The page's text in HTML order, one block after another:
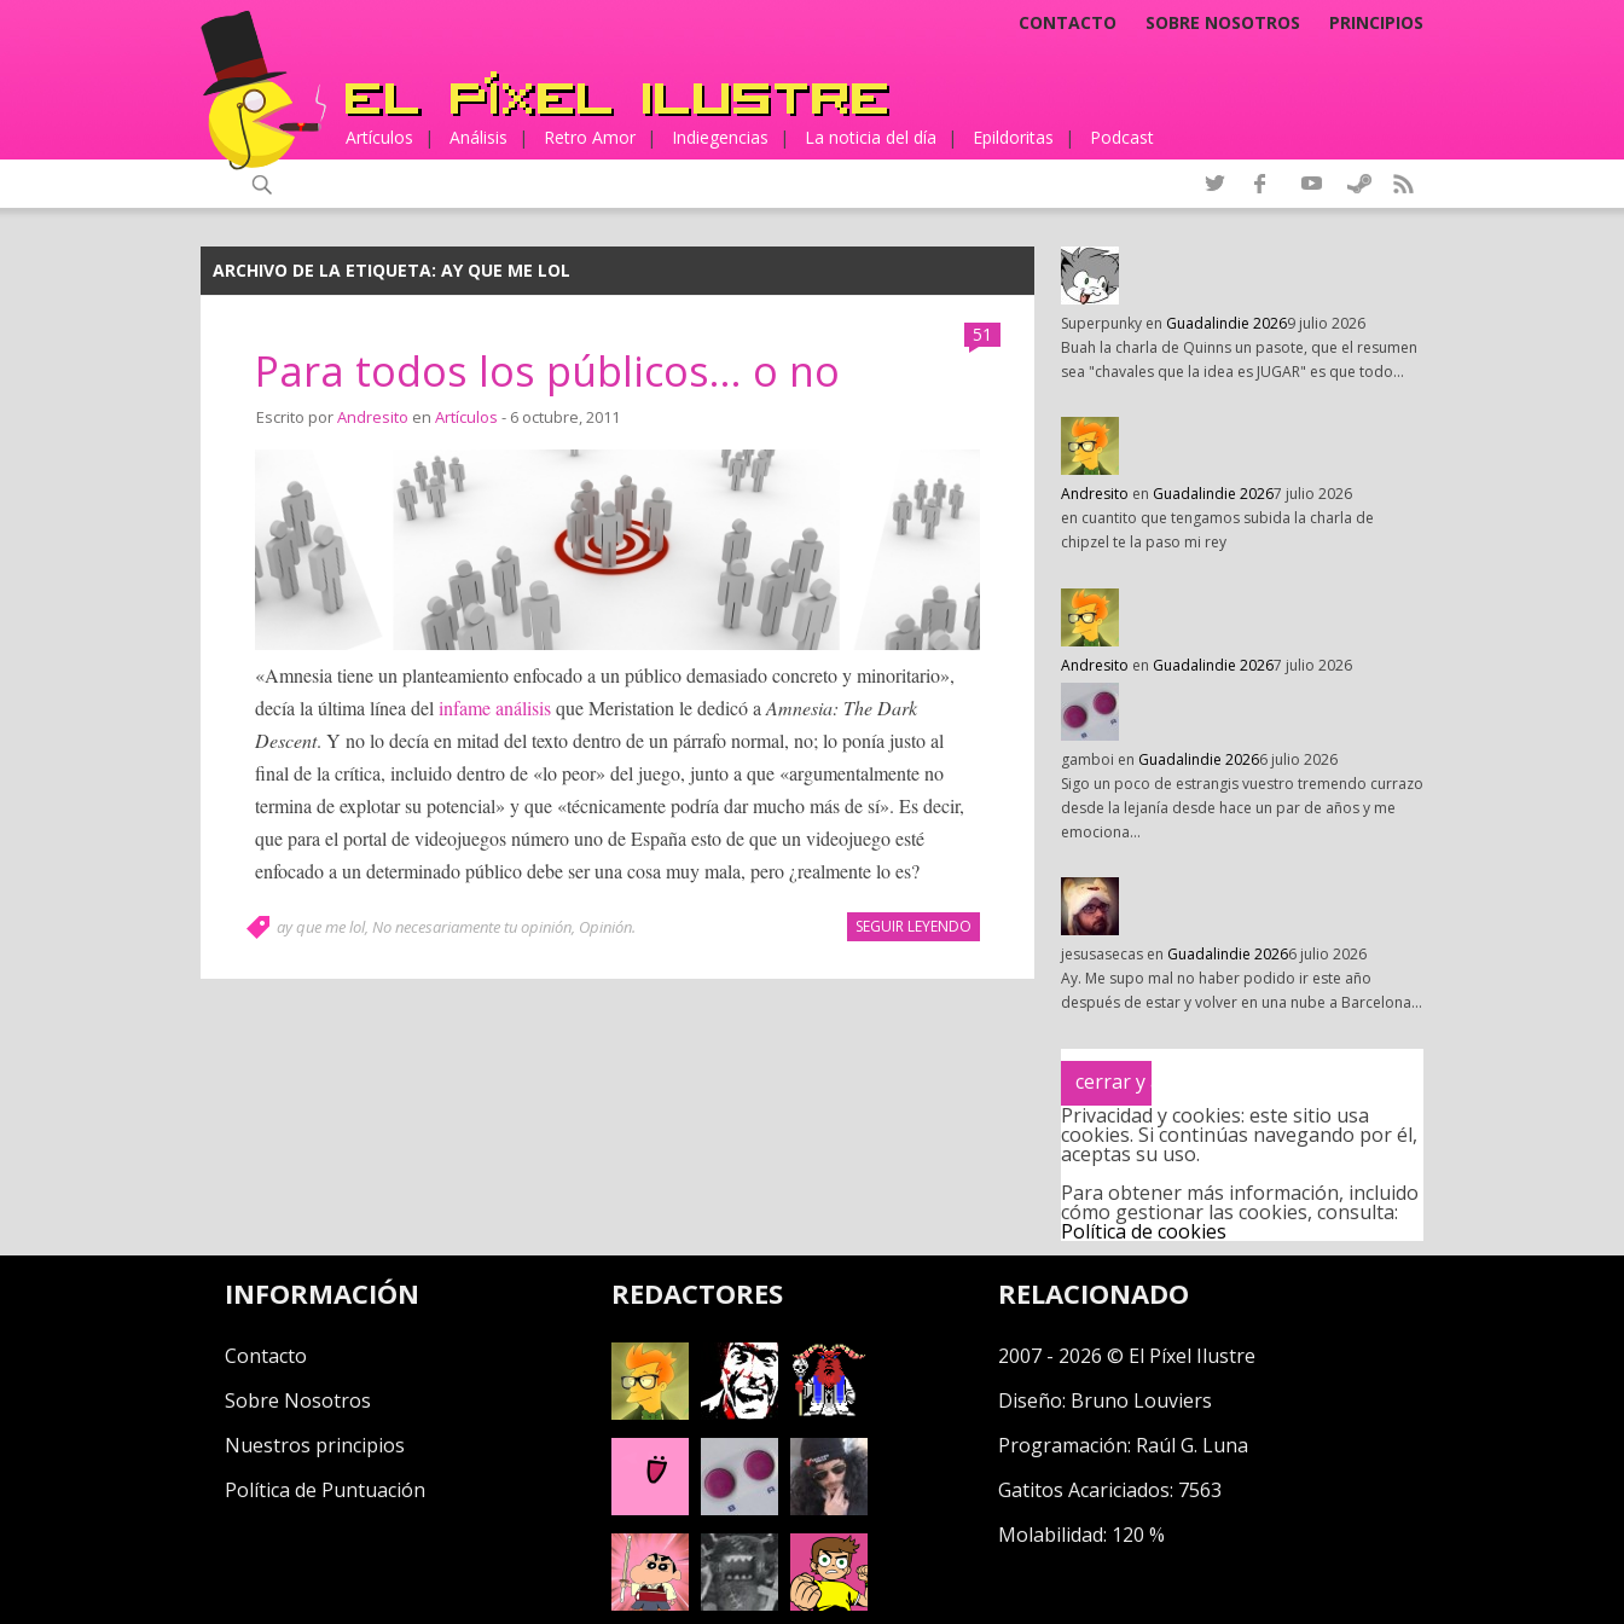
CONTACTO SOBRE NOSOTROS PRINCIPIOS
Artículos | Análisis | Retro Amor | Indiegencias | La noticia del día | Epildoritas | Podcast
ARCHIVO DE LA ETIQUETA: AY QUE ME LOL
51
Para todos los públicos... o no
Escrito porAndresito en Artículos - 6 octubre, 2011
«Amnesia tiene un planteamiento enfocado a un público demasiado concreto y minoritario»,
decía la última línea del infame análisisque Meristation le dedicó a Amnesia: The Dark
Descent. Y no lo decía en mitad del texto dentro de un párrafo normal, no; lo ponía justo al
final de la crítica, incluido dentro de «lo peor» del juego, junto a que «argumentalmente no
termina de explotar su potencial» y que «técnicamente podría dar mucho más de sí». Es decir,
que para el portal de videojuegos número uno de España esto de que un videojuego esté
enfocado a un determinado público debe ser una cosa muy mala, pero ¿realmente lo es?
SEGUIR LEYENDO
ay que me lol, No necesariamente tu opinión, Opinión.
Superpunky en Guadalindie 20269 julio 2026
Buah la charla de Quinns un pasote, que el resumen
sea "chavales que la idea es JUGAR" es que todo…
Andresito en Guadalindie 20267 julio 2026
en cuantito que tengamos subida la charla de
chipzel te la paso mi rey
Andresito en Guadalindie 20267 julio 2026
gamboi en Guadalindie 20266 julio 2026
Sigo un poco de estrangis vuestro tremendo currazo
desde la lejanía desde hace un par de años y me
emociona…
jesusasecas en Guadalindie 20266 julio 2026
Ay. Me supo mal no haber podido ir este año
después de estar y volver en una nube a Barcelona…
Privacidad y cookies: este sitio usa
cookies. Si continúas navegando por él,
aceptas su uso.
Para obtener más información, incluido
cómo gestionar las cookies, consulta:
Política de cookies
INFORMACIÓN
Contacto
Sobre Nosotros
Nuestros principios
Política de Puntuación
REDACTORES RELACIONADO
2007 - 2026 © El Píxel Ilustre
Diseño: Bruno Louviers
Programación: Raúl G. Luna
Gatitos Acariciados: 7563
Molabilidad: 120 %